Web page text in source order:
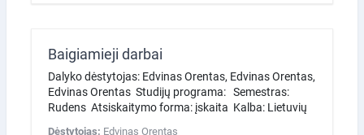
Baigiamieji darbai
Dalyko dėstytojas: Edvinas Orentas, Edvinas Orentas,
Edvinas Orentas Studijų programa: Semestras:
Rudens Atsiskaitymo forma: įskaita Kalba: Lietuvių
Dėstytojas: Edvinas Orentas